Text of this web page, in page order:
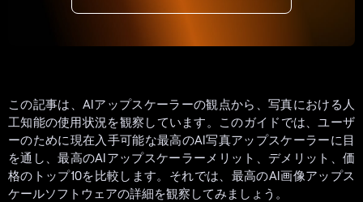
この記事は、AIアップスケーラーの観点から、写真における人
工知能の使用状況を観察しています。このガイドでは、ユーザ
ーのために現在入手可能な最高のAI写真アップスケーラーに目
を通し、最高のAIアップスケーラーメリット、デメリット、価
格のトップ10を比較します。それでは、最高のAI画像アップス
ケールソフトウェアの詳細を観察してみましょう。